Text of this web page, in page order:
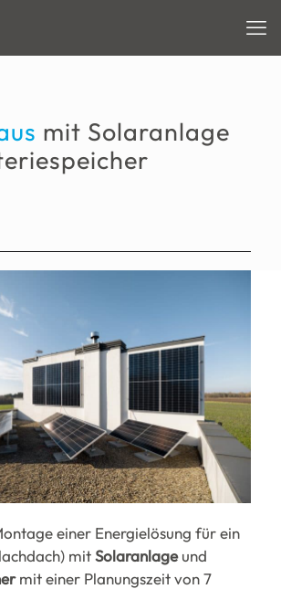
mit Solaranlage
einer Energielösung für ein
mitSolaranlageund
mit einer Planungszeit von 7